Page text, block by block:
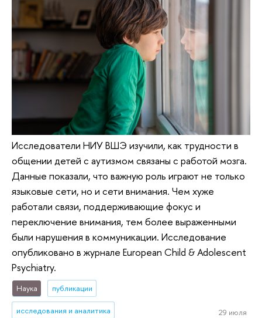
Исследователи НИУ ВШЭ изучили, как трудности в
общении детей с аутизмом связаны с работой мозга.
Данные показали, что важную роль играют не только
языковые сети, но и сети внимания. Чем хуже
работали связи, поддерживающие фокус и
переключение внимания, тем более выраженными
были нарушения в коммуникации. Исследование
опубликовано в журнале European Child & Adolescent
Psychiatry.
Наука публикации
исследования и аналитика 29 июля